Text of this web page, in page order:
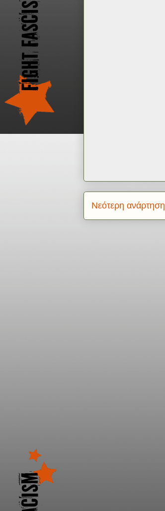
Νεότερη ανάρτηση